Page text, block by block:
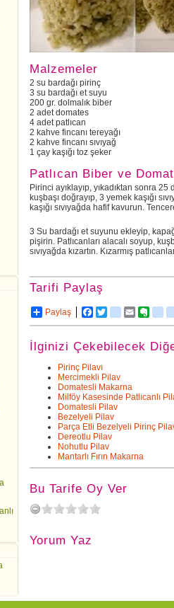
Malzemeler
2 su bardağı pirinç
3 su bardağı et suyu
200 gr. dolmalık biber
2 adet domates
4 adet patlıcan
2 kahve fincanı tereyağı
2 kahve fincanı sıvıyağ
1 çay kaşığı toz şeker
Patlıcan Biber ve
Pirinci ayıklayıp, yıkadıktan sonra
kuşbaşı doğrayıp, 3 yemek kaşığı
kaşığı sıvıyağda hafif kavurun.
3 Su bardağı et suyunu ekleyip,
pişirin. Patlıcanları alacalı soyup,
sıvıyağda kızartın. Kızarmış
Tarifi Paylaş
Paylaş Facebook
Twitterdelicious
Email
İlginizi Çekebilecek
Pirinç Pilavı
Mercimekli Pilav
Domatesli Makarna
Milföy Kasesinde Patlıcanlı
Domatesli Pilav
Bezelyeli Pilav
Parça Etli Bezelyeli Pirinç
Dereotlu Pilav
Nohutlu Pilav
Mantarlı Fırın Makarna
Bu Tarife Oy Ver
Yorum Yaz